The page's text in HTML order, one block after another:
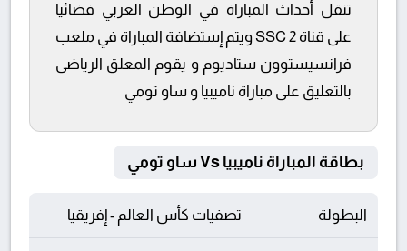
تنقل أحداث المباراة في الوطن العربي فضائيا
على قناة SSC 2 ويتم إستضافة المباراة في ملعب
فرانسيستوون ستاديوم و يقوم المعلق الرياضى
بالتعليق على مباراة ناميبيا و ساو تومي
بطاقة المباراة ناميبيا Vs ساو تومي
البطولة تصفيات كأس العالم - إفريقيا